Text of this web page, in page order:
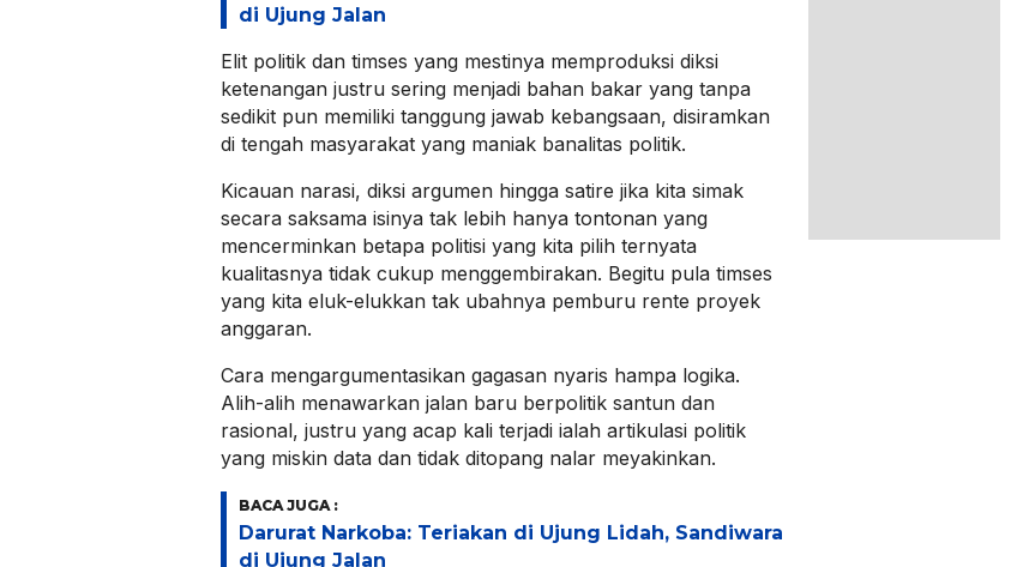
di Ujung Jalan
Elit politik dan timses yang mestinya memproduksi diksi
ketenangan justru sering menjadi bahan bakar yang tanpa
sedikit pun memiliki tanggung jawab kebangsaan, disiramkan
di tengah masyarakat yang maniak banalitas politik.
Kicauan narasi, diksi argumen hingga satire jika kita simak
secara saksama isinya tak lebih hanya tontonan yang
mencerminkan betapa politisi yang kita pilih ternyata
kualitasnya tidak cukup menggembirakan. Begitu pula timses
yang kita eluk-elukkan tak ubahnya pemburu rente proyek
anggaran.
Cara mengargumentasikan gagasan nyaris hampa logika.
Alih-alih menawarkan jalan baru berpolitik santun dan
rasional, justru yang acap kali terjadi ialah artikulasi politik
yang miskin data dan tidak ditopang nalar meyakinkan.
BACA JUGA :
Darurat Narkoba: Teriakan di Ujung Lidah, Sandiwara
di Ujung Jalan